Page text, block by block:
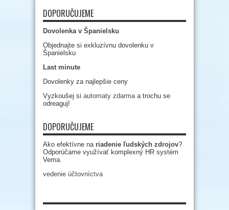
DOPORUČUJEME
Dovolenka v Španielsku
Objednajte si exkluzívnu dovolenku v
Španielsku
Last minute
Dovolenky za najlepšie ceny
Vyzkoušej si automaty zdarma a trochu se
odreaguj!
DOPORUČUJEME
Ako efektívne na riadenie ľudských zdrojov?
Odporúčame využívať komplexný HR systém
Vema.
vedenie účtovníctva